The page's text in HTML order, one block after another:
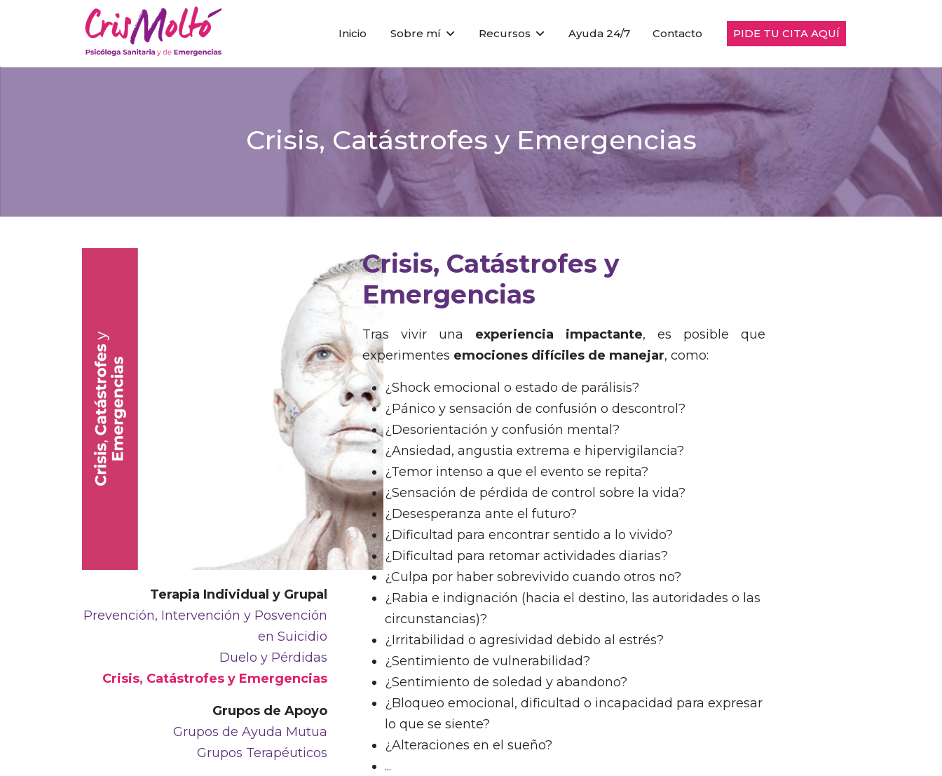
Inicio Sobre mí Recursos Ayuda 24/7 Contacto PIDE TU CITA AQUÍ
Crisis, Catástrofes y Emergencias
Terapia Individual y Grupal
Prevención, Intervención y Posvención
en Suicidio
Duelo y Pérdidas
Crisis, Catástrofes y Emergencias
Grupos de Apoyo
Grupos de Ayuda Mutua
Grupos Terapéuticos
Crisis, Catástrofes y
Emergencias
Tras vivir una experiencia impactante, es posible que
experimentes emociones difíciles de manejar, como:
¿Shock emocional o estado de parálisis?
¿Pánico y sensación de confusión o descontrol?
¿Desorientación y confusión mental?
¿Ansiedad, angustia extrema e hipervigilancia?
¿Temor intenso a que el evento se repita?
¿Sensación de pérdida de control sobre la vida?
¿Desesperanza ante el futuro?
¿Dificultad para encontrar sentido a lo vivido?
¿Dificultad para retomar actividades diarias?
¿Culpa por haber sobrevivido cuando otros no?
¿Rabia e indignación (hacia el destino, las autoridades o las
circunstancias)?
¿Irritabilidad o agresividad debido al estrés?
¿Sentimiento de vulnerabilidad?
¿Sentimiento de soledad y abandono?
¿Bloqueo emocional, dificultad o incapacidad para expresar
lo que se siente?
¿Alteraciones en el sueño?
...